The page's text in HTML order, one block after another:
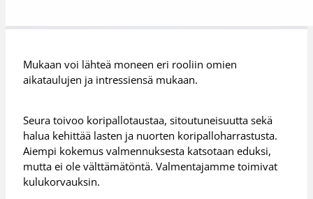
Mukaan voi lähteä moneen eri rooliin omien
aikataulujen ja intressiensä mukaan.
Seura toivoo koripallotaustaa, sitoutuneisuutta sekä
halua kehittää lasten ja nuorten koripalloharrastusta.
Aiempi kokemus valmennuksesta katsotaan eduksi,
mutta ei ole välttämätöntä. Valmentajamme toimivat
kulukorvauksin.